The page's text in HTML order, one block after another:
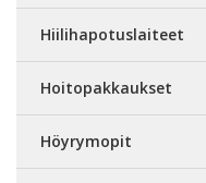
Hiilihapotuslaiteet
Hoitopakkaukset
Höyrymopit